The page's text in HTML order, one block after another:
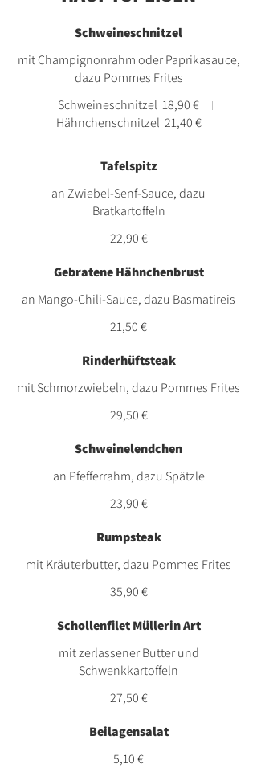
Schweineschnitzel
mit Champignonrahm oder Paprikasauce,
dazu Pommes Frites
Schweineschnitzel 18,90 €
Hähnchenschnitzel 21,40 €
Tafelspitz
an Zwiebel-Senf-Sauce, dazu
Bratkartoffeln
22,90 €
Gebratene Hähnchenbrust
an Mango-Chili-Sauce, dazu Basmatireis
21,50 €
Rinderhüftsteak
mit Schmorzwiebeln, dazu Pommes Frites
29,50 €
Schweinelendchen
an Pfefferrahm, dazu Spätzle
23,90 €
Rumpsteak
mit Kräuterbutter, dazu Pommes Frites
35,90 €
Schollenfilet Müllerin Art
mit zerlassener Butter und
Schwenkkartoffeln
27,50 €
Beilagensalat
5,10 €